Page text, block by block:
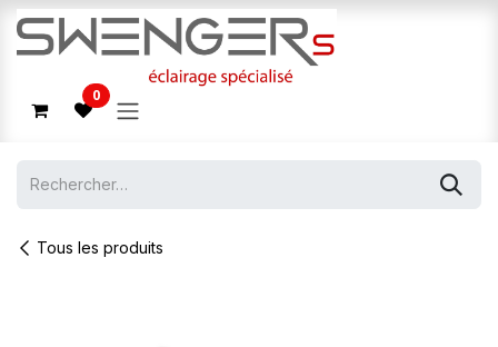
Se rendre au contenu
0
Tous les produits